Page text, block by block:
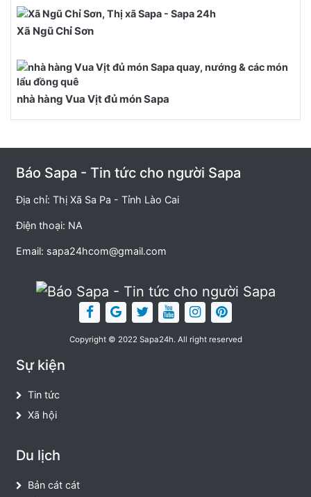
Xã Ngũ Chỉ Sơn
nhà hàng Vua Vịt đủ món Sapa
Báo Sapa - Tin tức cho người Sapa
Địa chỉ: Thị Xã Sa Pa - Tỉnh Lào Cai
Điện thoại: NA
Email: sapa24hcom@gmail.com
Copyright © 2022 Sapa24h. All right reserved
Sự kiện
Tin tức
Xã hội
Du lịch
Bản cát cát